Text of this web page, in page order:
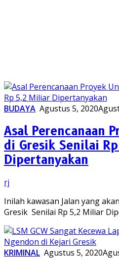
BUDAYA Agustus 5, 2020
Asal Perencanaan
di Gresik Senilai
Dipertanyakan
rj
Inilah kawasan Jalan yang
Gresik Senilai Rp 5,2 Miliar
KRIMINAL Agustus 5, 2020